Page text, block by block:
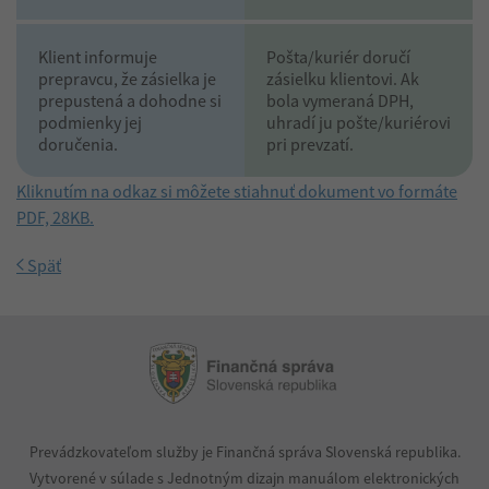
Klient informuje
prepravcu, že zásielka je
prepustená a dohodne si
podmienky jej
doručenia.
Pošta/kuriér doručí
zásielku klientovi. Ak
bola vymeraná DPH,
uhradí ju pošte/kuriérovi
pri prevzatí.
Kliknutím na odkaz si môžete stiahnuť dokument vo formáte
PDF, 28KB.
Späť
Prevádzkovateľom služby je Finančná správa Slovenská republika.
Vytvorené v súlade s Jednotným dizajn manuálom elektronických